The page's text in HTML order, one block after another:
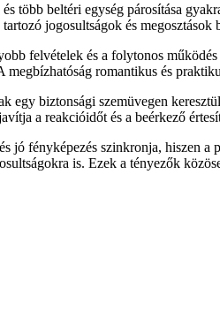
több beltéri egység párosítása
jogosultságok és
felvételek és a folytonos
romantikus és
egy biztonsági szemüvegen
a reakcióidőt és a beérkező
jó fényképezés szinkronja, hiszen
is. Ezek a tényezők